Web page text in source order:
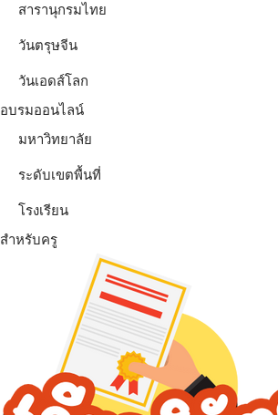
สารานุกรมไทย
วันตรุษจีน
วันเอดส์โลก
อบรมออนไลน์
มหาวิทยาลัย
ระดับเขตพื้นที่
โรงเรียน
สำหรับครู